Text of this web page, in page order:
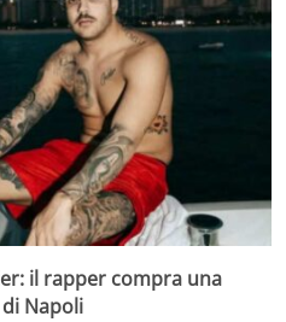
il rapper compra una
Napoli